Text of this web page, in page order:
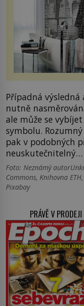
Případná
nutně
ale může se
symbolu.
pak v podobných
neuskutečnitelný…
Foto: Neznámý
Commons, Knihovna
Pixabay
PRÁVĚ V PRODEJI